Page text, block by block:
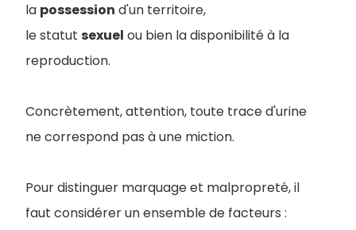
la possession d'un territoire,
le statut sexuel ou bien la disponibilité à la
reproduction.
Concrètement, attention, toute trace d'urine
ne correspond pas à une miction.
Pour distinguer marquage et malpropreté, il
faut considérer un ensemble de facteurs :